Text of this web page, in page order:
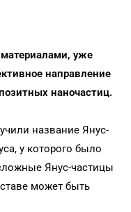
уже
направление
наночастиц.
название Янус-
у которого было
Янус-частицы
может быть